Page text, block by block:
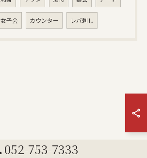
女子会 カウンター レバ刺し
052-753-7333